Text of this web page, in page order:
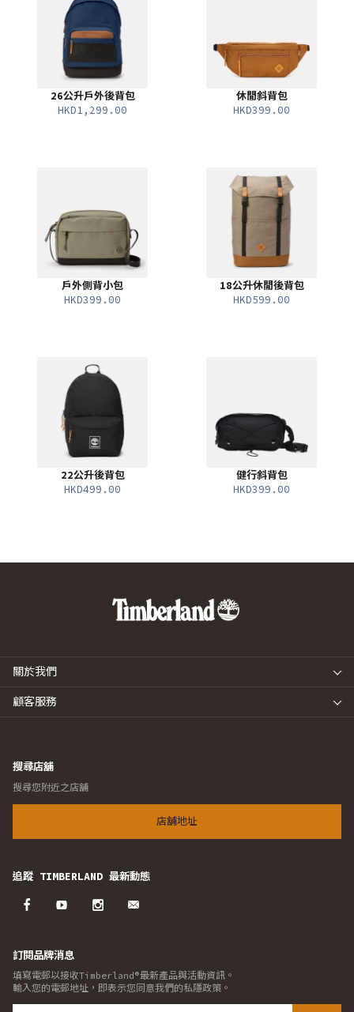
26公升戶外後背包
HKD1,299.00
休閒斜背包
HKD399.00
戶外側背小包
HKD399.00
18公升休閒後背包
HKD599.00
22公升後背包
HKD499.00
健行斜背包
HKD399.00
關於我們
顧客服務
搜尋店舖
搜尋您附近之店舖
店舖地址
追蹤 TIMBERLAND 最新動態
訂閱品牌消息
填寫電郵以接收Timberland®最新產品與活動資訊。
輸入您的電郵地址，即表示您同意我們的私隱政策。